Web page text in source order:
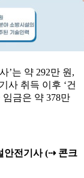
’는 약 292만 원,
사 취득 이후 ‘건
금은 약 378만
안전기사 (⇢ 콘크